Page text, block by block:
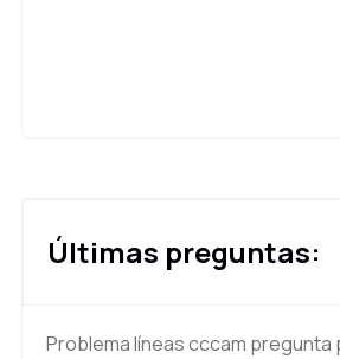
Últimas preguntas:
Problema líneas cccam pregunta